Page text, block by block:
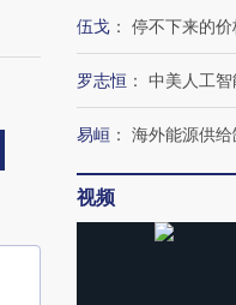
伍戈 ： 停不下来的价
罗志恒 ： 中美人工
易峘 ： 海外能源供
视频